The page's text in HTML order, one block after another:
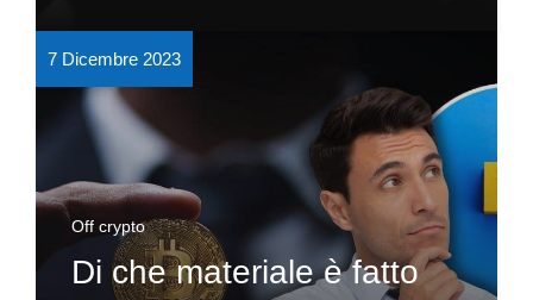
7 Dicembre 2023
Off crypto
Di che materiale è fatto